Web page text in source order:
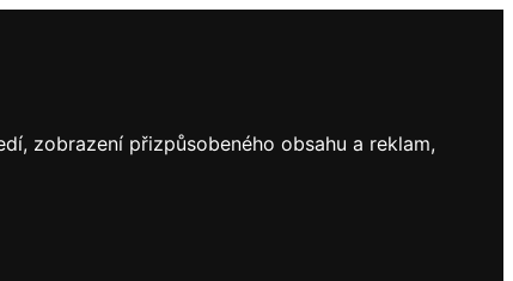
zobrazení přizpůsobeného obsahu a reklam,